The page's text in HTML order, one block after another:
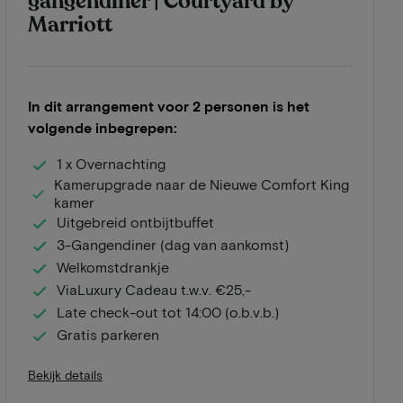
Marriott
In dit arrangement voor 2 personen is het
volgende inbegrepen:
1 x Overnachting
Kamerupgrade naar de Nieuwe Comfort King
kamer
Uitgebreid ontbijtbuffet
3-Gangendiner (dag van aankomst)
Welkomstdrankje
ViaLuxury Cadeau t.w.v. €25,-
Late check-out tot 14:00 (o.b.v.b.)
Gratis parkeren
Bekijk details